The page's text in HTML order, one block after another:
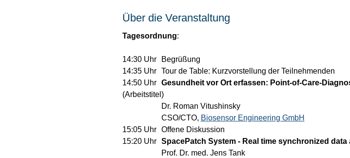
Über die Veranstaltung
Tagesordnung:
14:30 Uhr	Begrüßung
14:35 Uhr	Tour de Table: Kurzvorstellung der Teilnehmenden
14:50 Uhr Gesundheit vor Ort erfassen: Point-of-Care-
(Arbeitstitel)
		Dr. Roman Vitushinsky
		CSO/CTO,
Biosensor Engineering GmbH
15:05 Uhr	Offene Diskussion
15:20 Uhr SpacePatch System - Real time synchronized
		Prof. Dr. med. Jens Tank